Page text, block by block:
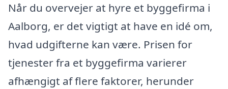
Når du overvejer at hyre et byggefirma i
Aalborg, er det vigtigt at have en idé om,
hvad udgifterne kan være. Prisen for
tjenester fra et byggefirma varierer
afhængigt af flere faktorer, herunder